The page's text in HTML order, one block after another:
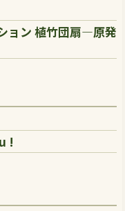
ョン 植竹団扇―原発
!